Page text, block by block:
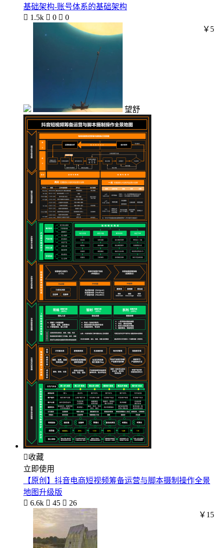
基础架构-账号体系的基础架构
 1.5k  0  0
望舒
￥5
收藏
立即使用
【原创】抖音电商短视频筹备运营与脚本摄制操作全景
地图升级版
 6.6k  45  26
￥15